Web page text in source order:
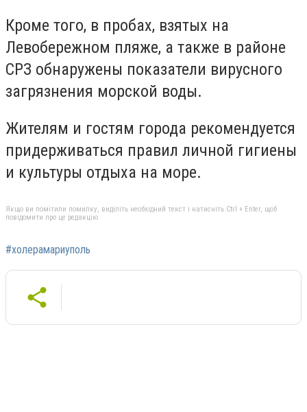
Кроме того, в пробах, взятых на
Левобережном пляже, а также в районе
СРЗ обнаружены показатели вирусного
загрязнения морской воды.
Жителям и гостям города рекомендуется
придерживаться правил личной гигиены
и культуры отдыха на море.
Якщо ви помітили помилку, виділіть необхідний текст і натисніть Ctrl + Enter, щоб
повідомити про це редакцію
#холерамариуполь